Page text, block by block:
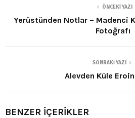
ÖNCEKI YAZI
Yerüstünden Notlar – Madenci
Fotoğrafı
SONRAKI YAZI
Alevden Küle
BENZER İÇERİKLER